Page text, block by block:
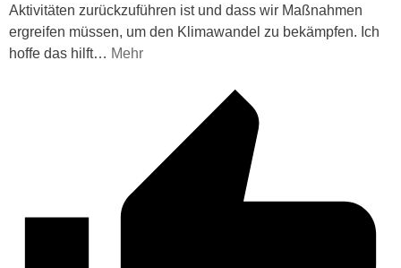
Aktivitäten zurückzuführen ist und dass wir Maßnahmen
ergreifen müssen, um den Klimawandel zu bekämpfen. Ich
hoffe das hilft… Mehr